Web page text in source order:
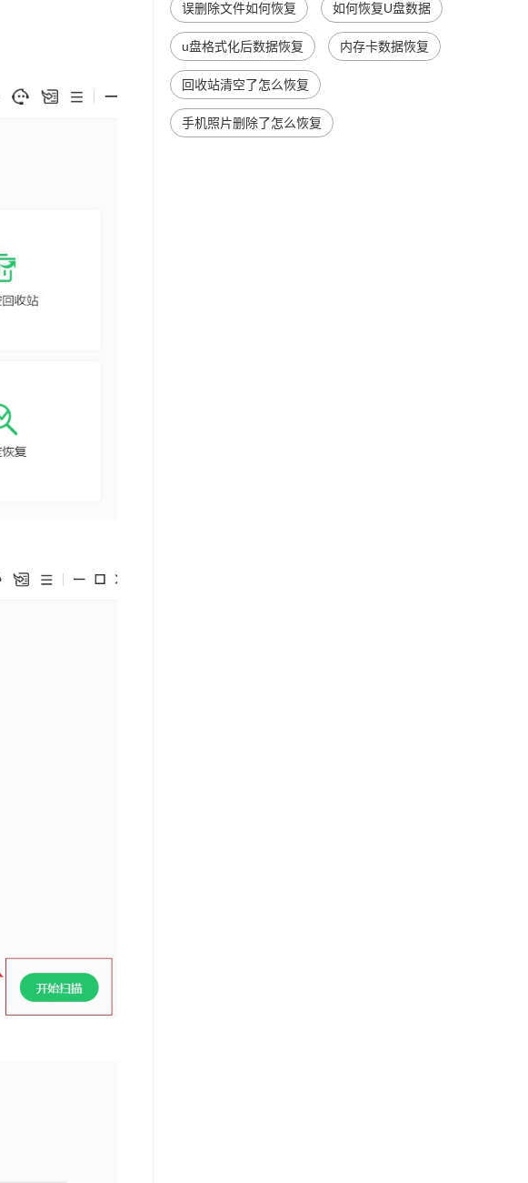
误删除文件如何恢复 如何恢复U盘数据
u盘格式化后数据恢复 内存卡数据恢复
回收站清空了怎么恢复
手机照片删除了怎么恢复